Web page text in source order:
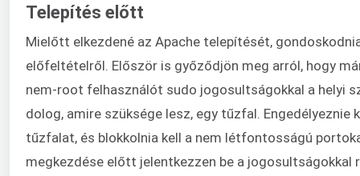
Telepítés előtt
Mielőtt elkezdené az Apache telepítését,
előfeltételről. Először is győződjön meg arról, hogy
nem-root felhasználót sudo jogosultságokkal a helyi
dolog, amire szüksége lesz, egy tűzfal. Engedélyeznie
tűzfalat, és blokkolnia kell a nem létfontosságú
megkezdése előtt jelentkezzen be a jogosultságokkal